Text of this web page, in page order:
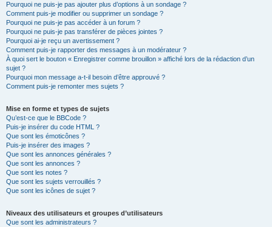
Pourquoi ne puis-je pas ajouter plus d’options à un sondage ?
Comment puis-je modifier ou supprimer un sondage ?
Pourquoi ne puis-je pas accéder à un forum ?
Pourquoi ne puis-je pas transférer de pièces jointes ?
Pourquoi ai-je reçu un avertissement ?
Comment puis-je rapporter des messages à un modérateur ?
À quoi sert le bouton « Enregistrer comme brouillon » affiché lors de la rédaction d’un
sujet ?
Pourquoi mon message a-t-il besoin d’être approuvé ?
Comment puis-je remonter mes sujets ?
Mise en forme et types de sujets
Qu’est-ce que le BBCode ?
Puis-je insérer du code HTML ?
Que sont les émoticônes ?
Puis-je insérer des images ?
Que sont les annonces générales ?
Que sont les annonces ?
Que sont les notes ?
Que sont les sujets verrouillés ?
Que sont les icônes de sujet ?
Niveaux des utilisateurs et groupes d’utilisateurs
Que sont les administrateurs ?